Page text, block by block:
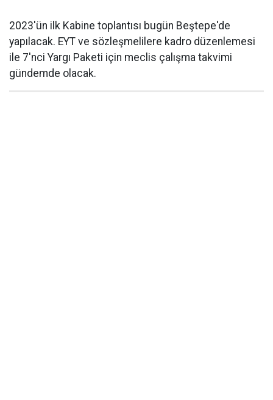
2023'ün ilk Kabine toplantısı bugün Beştepe'de
yapılacak. EYT ve sözleşmelilere kadro düzenlemesi
ile 7'nci Yargı Paketi için meclis çalışma takvimi
gündemde olacak.